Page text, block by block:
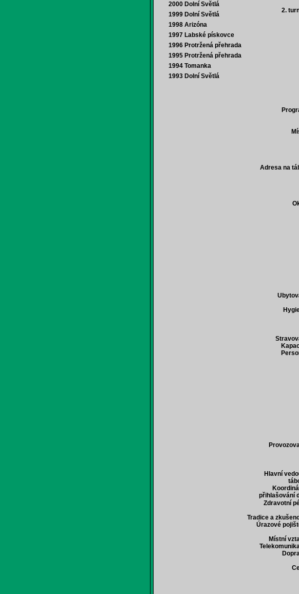
2000 Dolní Světlá
1999 Dolní Světlá
1998 Arizóna
1997 Labské pískovce
1996 Protržená přehrada
1995 Protržená přehrada
1994 Tomanka
1993 Dolní Světlá
2.
Adresa na
Hlavní
přihlašování
Zdravotní
Tradice a
Úrazové
Místní